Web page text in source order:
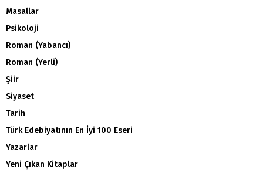
Masallar
Psikoloji
Roman (Yabancı)
Roman (Yerli)
Şiir
Siyaset
Tarih
Türk Edebiyatının En İyi 100 Eseri
Yazarlar
Yeni Çıkan Kitaplar